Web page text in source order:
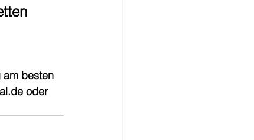
am besten
oder